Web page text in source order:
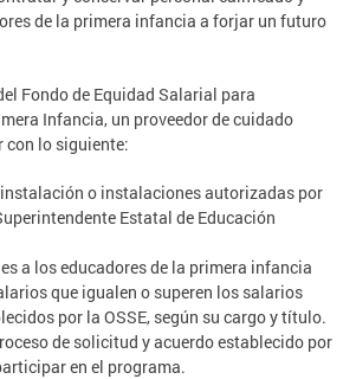
de la primera infancia a forjar un futuro
Fondo de Equidad Salarial para
Infancia, un proveedor de cuidado
lo siguiente:
o instalaciones autorizadas por
Estatal de Educación
a los educadores de la primera infancia
que igualen o superen los salarios
por la OSSE, según su cargo y título.
de solicitud y acuerdo establecido por
en el programa.